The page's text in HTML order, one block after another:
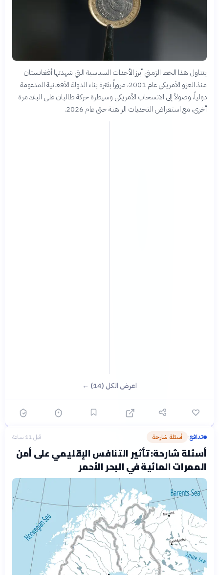
يتناول هذا الخط الزمني أبرز الأحداث السياسية التي شهدتها أفغانستان
منذ الغزو الأمريكي عام 2001، مروراً بفترة بناء الدولة الأفغانية المدعومة
دولياً، وصولاً إلى الانسحاب الأمريكي وسيطرة حركة طالبان على البلاد مرة
أخرى، مع استعراض التحديات الراهنة حتى عام 2026.
اعرض الكل (14) ←
تدافع› أسئلة شارحة قبل 11 ساعة
أسئلة شارحة: تأثير التنافس الإقليمي على أمن
الممرات المائية في البحر الأحمر